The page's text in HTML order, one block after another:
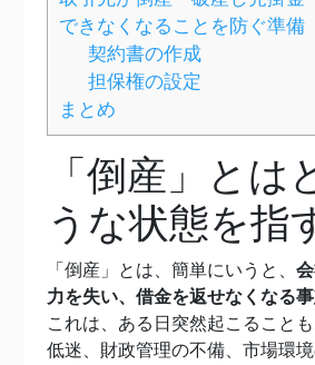
できなくなることを防ぐ準備
契約書の作成
担保権の設定
まとめ
「倒産」とは
うな状態を指
「倒産」とは、簡単にいうと、
力を失い、借金を返せなくなる
これは、ある日突然起こること
低迷、財政管理の不備、市場環